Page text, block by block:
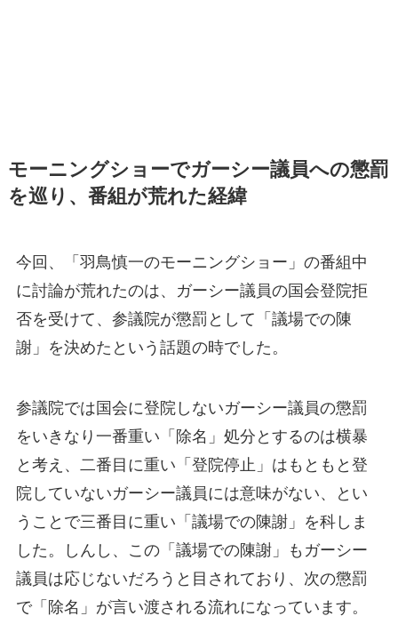
モーニングショーでガーシー議員への懲罰
を巡り、番組が荒れた経緯
今回、「羽鳥慎一のモーニングショー」の番組中
に討論が荒れたのは、ガーシー議員の国会登院拒
否を受けて、参議院が懲罰として「議場での陳
謝」を決めたという話題の時でした。
参議院では国会に登院しないガーシー議員の懲罰
をいきなり一番重い「除名」処分とするのは横暴
と考え、二番目に重い「登院停止」はもともと登
院していないガーシー議員には意味がない、とい
うことで三番目に重い「議場での陳謝」を科しま
した。しんし、この「議場での陳謝」もガーシー
議員は応じないだろうと目されており、次の懲罰
で「除名」が言い渡される流れになっています。